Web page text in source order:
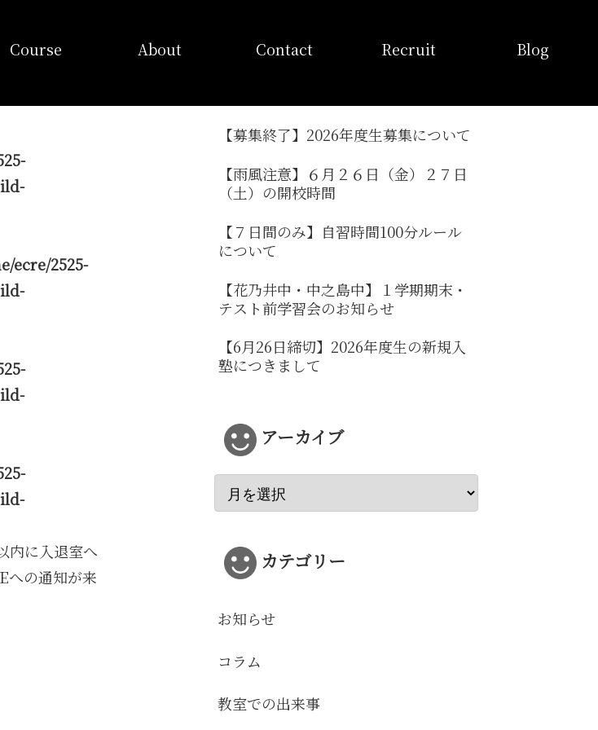
Course
About
Contact
Recruit
Blog
ecre/2525-
内に入退室へ
への通知が来
【募集終了】2026年度生募集について
【雨風注意】６月２６日（金）２７日
（土）の開校時間
【７日間のみ】自習時間100分ルール
について
【花乃井中・中之島中】１学期期末・
テスト前学習会のお知らせ
【6月26日締切】2026年度生の新規入
塾につきまして
アーカイブ
カテゴリー
お知らせ
コラム
教室での出来事